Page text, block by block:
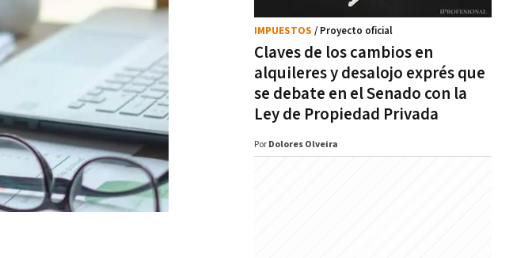
Claves de los cambios en
alquileres y desalojo exprés que
se debate en el Senado con la
Ley de Propiedad Privada
IMPUESTOS / Proyecto oficial
Por Dolores Olveira